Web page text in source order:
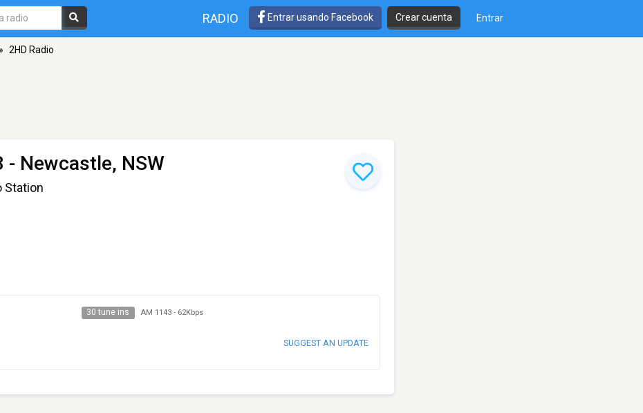
RADIO Entrar usando Facebook Crear cuenta Entrar
» 2HD Radio
- Newcastle, NSW
Station
30 tune ins AM 1143- 62Kbps
SUGGEST AN UPDATE